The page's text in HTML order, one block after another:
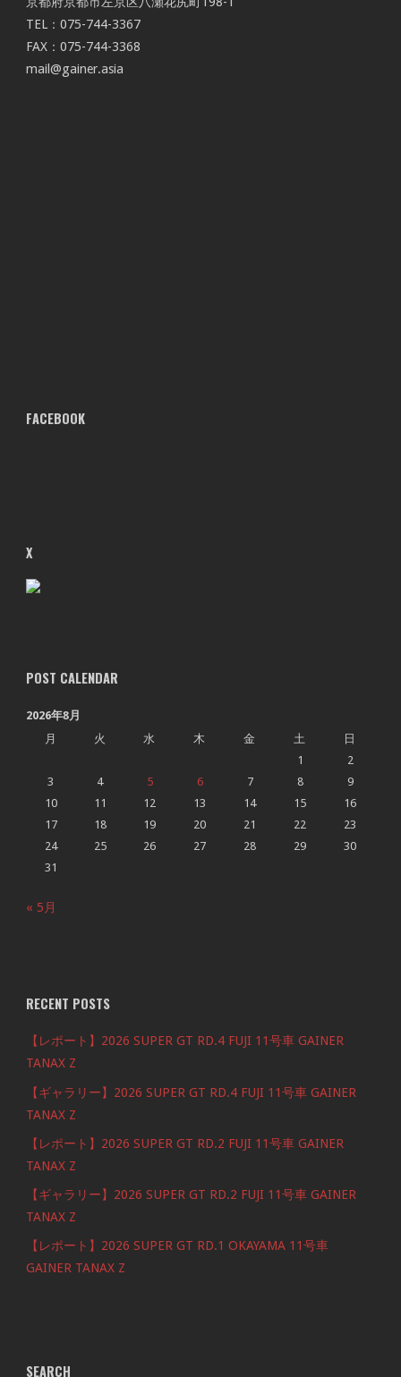
TEL：075-744-3367
FAX：075-744-3368
mail@gainer.asia
FACEBOOK
X
POST CALENDAR
2026年8月
月
火 水 木 金 土
日
1
2
3
4 5 6 7 8
9
10
11 12 13 14 15
16
17
18 19 20 21 22
23
24
25 26 27 28 29
30
31
« 5月
RECENT POSTS
【レポート】2026 SUPER GT RD.4 FUJI 11号車 GAINER
TANAX Z
【ギャラリー】2026 SUPER GT RD.4 FUJI 11号車 GAINER
TANAX Z
【レポート】2026 SUPER GT RD.2 FUJI 11号車 GAINER
TANAX Z
【ギャラリー】2026 SUPER GT RD.2 FUJI 11号車 GAINER
TANAX Z
【レポート】2026 SUPER GT RD.1 OKAYAMA 11号車
GAINER TANAX Z
SEARCH